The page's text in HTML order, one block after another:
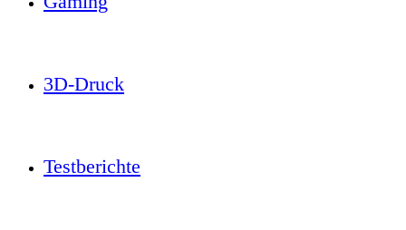
3D-Druck
Testberichte